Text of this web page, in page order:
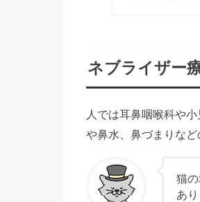
ネブライザー
人では耳鼻咽喉科や
や鼻水、鼻づまりなど
猫
あり